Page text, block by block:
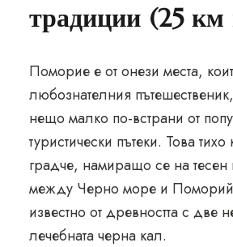
традиции (25
Поморие е от онези места,
любознателния
нещо малко по-встрани от
туристически пътеки. Това
градче, намиращо се на тесен
между Черно море и
известно от древността с две
лечебната черна кал.